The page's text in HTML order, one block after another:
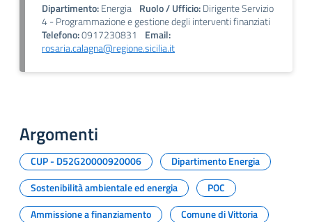
Dipartimento:Energia Ruolo / Ufficio:Dirigente Servizio
4 - Programmazione e gestione degli interventi finanziati
Telefono:0917230831
Email:
rosaria.calagna@regione.sicilia.it
Argomenti
CUP - D52G20000920006
Dipartimento Energia
Sostenibilità ambientale ed energia
POC
Ammissione a finanziamento
Comune di Vittoria